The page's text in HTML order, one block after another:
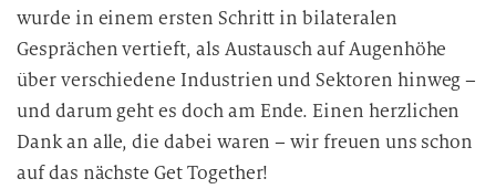
wurde in einem ersten Schritt in bilateralen
Gesprächen vertieft, als Austausch auf Augenhöhe
über verschiedene Industrien und Sektoren hinweg –
und darum geht es doch am Ende. Einen herzlichen
Dank an alle, die dabei waren – wir freuen uns schon
auf das nächste Get Together!